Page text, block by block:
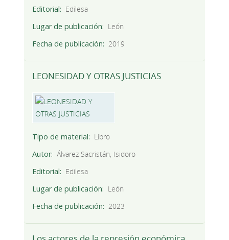
Editorial
Edilesa
Lugar de publicación
León
Fecha de publicación
2019
LEONESIDAD Y OTRAS JUSTICIAS
Tipo de material
Libro
Autor
Álvarez Sacristán, Isidoro
Editorial
Edilesa
Lugar de publicación
León
Fecha de publicación
2023